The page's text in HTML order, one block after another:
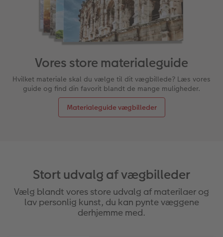
Vores store materialeguide
Hvilket materiale skal du vælge til dit vægbillede? Læs vores
guide og find din favorit blandt de mange muligheder.
Materialeguide vægbilleder
Stort udvalg af vægbilleder
Vælg blandt vores store udvalg af materilaer og
lav personlig kunst, du kan pynte væggene
derhjemme med.